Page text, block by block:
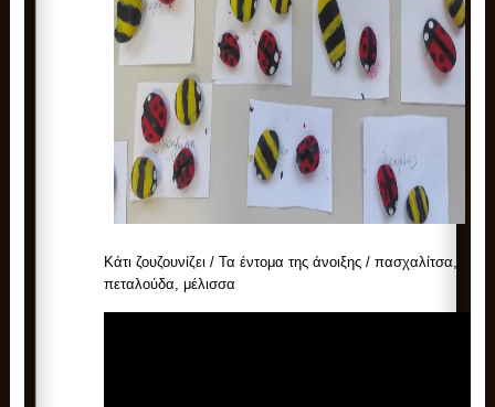
Κάτι ζουζουνίζει / Τα έντομα της άνοιξης / πασχαλίτσα,
πεταλούδα, μέλισσα